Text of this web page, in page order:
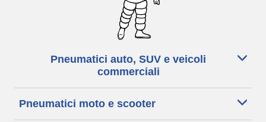
Pneumatici auto, SUV e veicoli
commerciali
Pneumatici moto e scooter